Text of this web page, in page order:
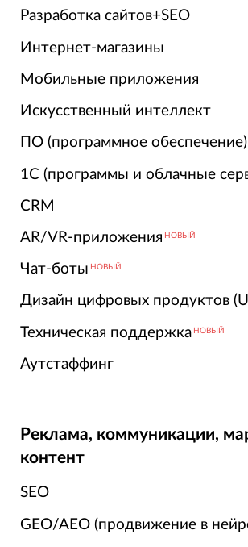
Разработка сайтов+SEO
Интернет-магазины
Мобильные приложения
Искусственный интеллект
ПО (программное обеспечение)
1С (программы и облачные
CRM
AR/VR-приложения НОВЫЙ
Чат-боты НОВЫЙ
Дизайн цифровых продуктов
Техническая поддержка НОВЫЙ
Аутстаффинг
Реклама, коммуникации,
контент
SEO
GEO/AEO (продвижение в